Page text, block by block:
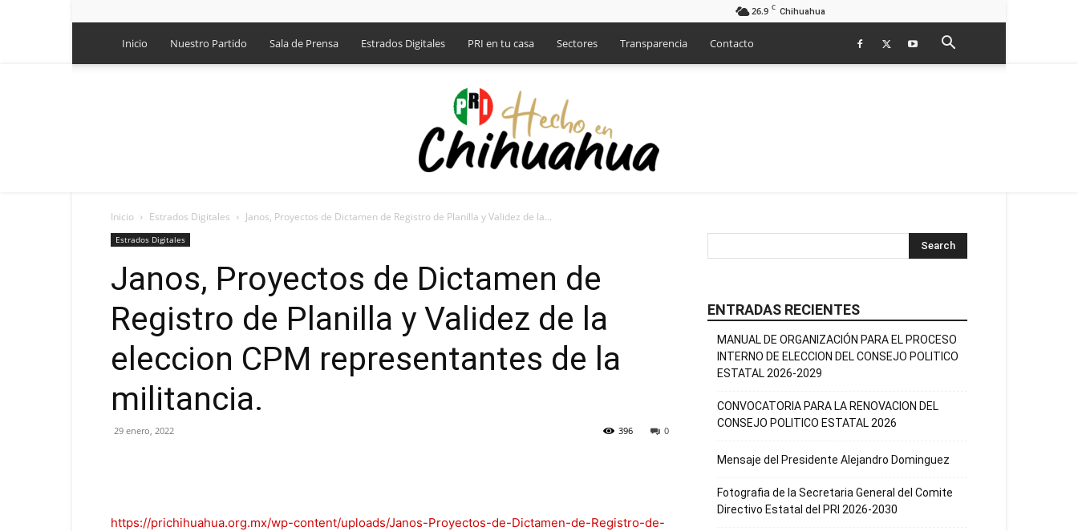
26.9 C Chihuahua
Inicio Nuestro Partido Sala de Prensa Estrados Digitales PRI en tu casa Sectores Transparencia Contacto
|
Inicio Estrados Digitales Janos, Proyectos de Dictamen de Registro de Planilla y Validez de la...
Estrados Digitales
Janos, Proyectos de Dictamen de
Registro de Planilla y Validez de la
eleccion CPM representantes de la
militancia.
29 enero, 2022 0
396
https://prichihuahua.org.mx/wp-content/uploads/Janos-Proyectos-de-Dictamen-de-Registro-de-
ENTRADAS RECIENTES
MANUAL DE ORGANIZACIÓN PARA EL PROCESO
INTERNO DE ELECCION DEL CONSEJO POLITICO
ESTATAL 2026-2029
CONVOCATORIA PARA LA RENOVACION DEL
CONSEJO POLITICO ESTATAL 2026
Mensaje del Presidente Alejandro Dominguez
Fotografia de la Secretaria General del Comite
Directivo Estatal del PRI 2026-2030